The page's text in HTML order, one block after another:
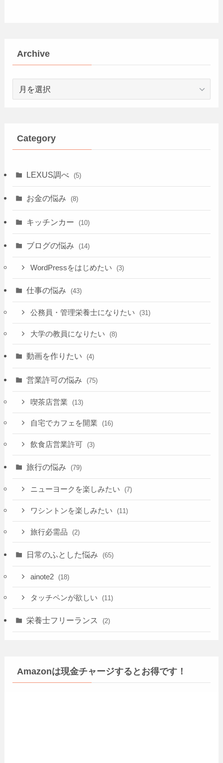
Archive
Archive
Category
LEXUS調べ (5)
お金の悩み (8)
キッチンカー (10)
ブログの悩み (14)
WordPressをはじめたい (3)
仕事の悩み (43)
公務員・管理栄養士になりたい (31)
大学の教員になりたい (8)
動画を作りたい (4)
営業許可の悩み (75)
喫茶店営業 (13)
自宅でカフェを開業 (16)
飲食店営業許可 (3)
旅行の悩み (79)
ニューヨークを楽しみたい (7)
ワシントンを楽しみたい (11)
旅行必需品 (2)
日常のふとした悩み (65)
ainote2 (18)
タッチペンが欲しい (11)
栄養士フリーランス (2)
Amazonは現金チャージするとお得です！